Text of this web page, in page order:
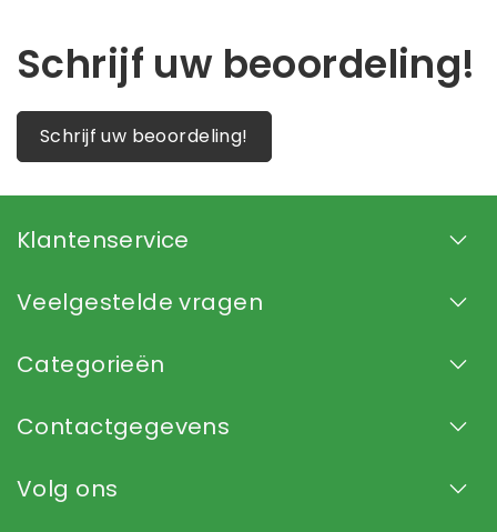
Schrijf uw beoordeling!
Schrijf uw beoordeling!
Klantenservice
Veelgestelde vragen
Categorieën
Contactgegevens
Volg ons